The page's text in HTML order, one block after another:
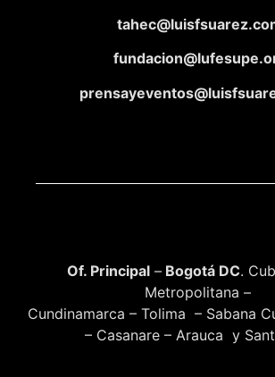
Of. Principal – Bogotá DC.
Metropolitana –
Cundinamarca – Tolima – Sabana
– Casanare – Arauca y